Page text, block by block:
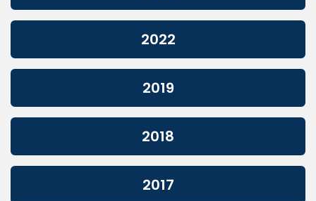
2022
2019
2018
2017